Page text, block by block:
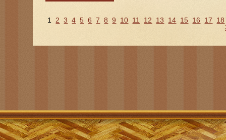
1 2 3 4 5 6 7 8 9 10 11 12 13 14 15 16 17
18